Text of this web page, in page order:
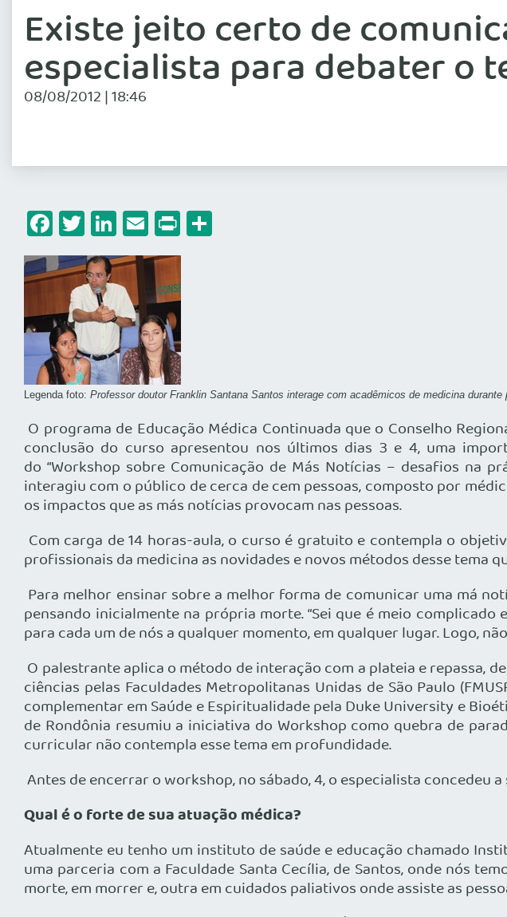
Existe jeito certo de
especialista para debater o
08/08/2012 | 18:46
Facebook
Twitter
LinkedIn
Email
Print
Legenda foto: Professor doutor Franklin Santana Santos interage com acadêmicos de medicina durante
O programa de Educação Médica Continuada que o Conselho
conclusão do curso apresentou nos últimos dias 3 e 4, uma
do “Workshop sobre Comunicação de Más Notícias – desafios na
interagiu com o público de cerca de cem pessoas, composto por
os impactos que as más notícias provocam nas pessoas.
Com carga de 14 horas-aula, o curso é gratuito e contempla o
profissionais da medicina as novidades e novos métodos desse tema
Para melhor ensinar sobre a melhor forma de comunicar uma má
pensando inicialmente na própria morte. “Sei que é meio
para cada um de nós a qualquer momento, em qualquer lugar. Logo,
O palestrante aplica o método de interação com a plateia e repassa,
ciências pelas Faculdades Metropolitanas Unidas de São Paulo
complementar em Saúde e Espiritualidade pela Duke University e
de Rondônia resumiu a iniciativa do Workshop como quebra de
curricular não contempla esse tema em profundidade.
Antes de encerrar o workshop, no sábado, 4, o especialista concedeu
Qual é o forte de sua atuação médica?
Atualmente eu tenho um instituto de saúde e educação chamado
uma parceria com a Faculdade Santa Cecília, de Santos, onde nós
morte, em morrer e, outra em cuidados paliativos onde assiste as